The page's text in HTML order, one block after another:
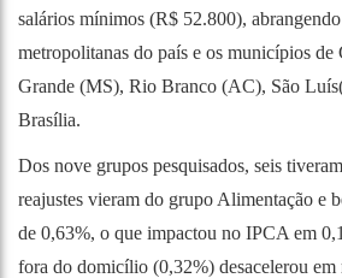
salários mínimos (R$ 52.800),
metropolitanas do país e os municípios
Grande (MS), Rio Branco (AC), São
Brasília.
Dos nove grupos pesquisados, seis
reajustes vieram do grupo Alimentação e
de 0,63%, o que impactou no IPCA em
fora do domicílio (0,32%) desacelerou em